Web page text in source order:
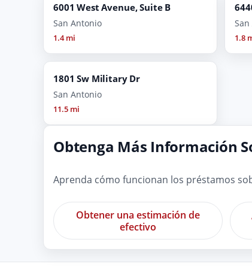
6001 West Avenue, Suite B
San Antonio
1.4 mi 1.8
1801 Sw Military Dr
San Antonio
11.5 mi
Obtenga Más Información
Aprenda cómo funcionan los préstamos
Obtener una estimación de
efectivo